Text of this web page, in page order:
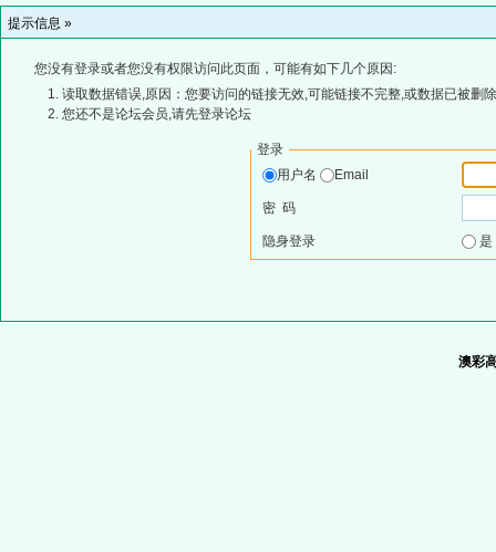
提示信息 »
您没有登录或者您没有权限访问此页面，可能有如下几个原因:
读取数据错误,原因：您要访问的链接无效,可能链接不完整,或数据已被删
您还不是论坛会员,请先登录论坛
登录
用户名
Email
密 码
隐身登录
澳彩